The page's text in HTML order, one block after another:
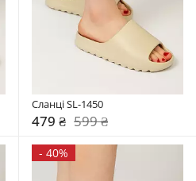
Сланці SL-1450
479 ₴ 599 ₴
- 40%